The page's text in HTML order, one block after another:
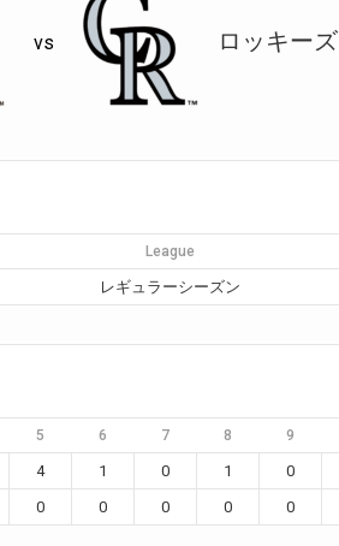
vs ロッキーズ
League
レギュラーシーズン
5 6 7 8 9
4 1 0 1 0
0 0 0 0 0